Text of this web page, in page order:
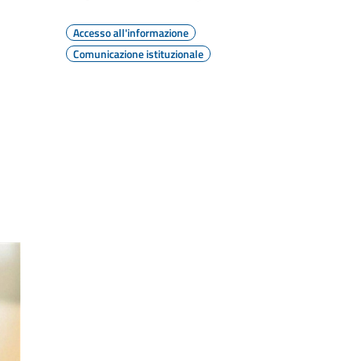
Accesso all'informazione
Comunicazione istituzionale